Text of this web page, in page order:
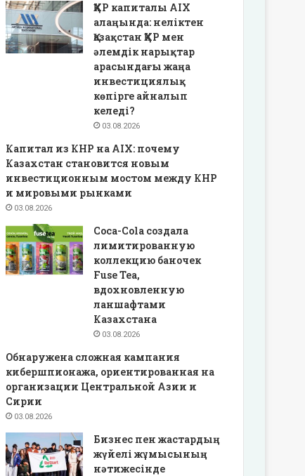
ҚХР капиталы AIX
алаңында: неліктен
Қазақстан ҚХР мен
әлемдік нарықтар
арасындағы жаңа
инвестициялық
көпірге айналып
келеді?
03.08.2026
Капитал из КНР на AIX: почему
Казахстан становится новым
инвестиционным мостом между КНР
и мировыми рынками
03.08.2026
Coca-Cola создала
лимитированную
коллекцию баночек
Fuse Tea,
вдохновленную
ланшафтами
Казахстана
03.08.2026
Обнаружена сложная кампания
кибершпионажа, ориентированная на
организации Центральной Азии и
Сирии
03.08.2026
Бизнес пен жастардың
жүйелі жұмысының
нәтижесінде